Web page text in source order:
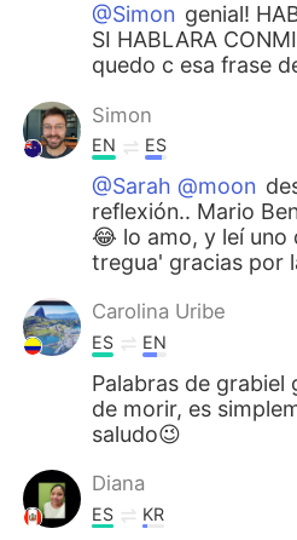
@Simon genial!
SI HABLARA
quedo c esa frase
Simon
EN ES
@Sarah @moon
reflexión.. Mario
😂 lo amo, y leí uno
tregua' gracias por
Carolina Uribe
ES EN
Palabras de grabiel
de morir, es
saludo😉
Diana
ES KR